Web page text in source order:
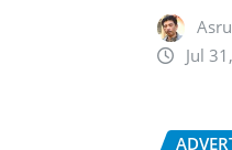
Jul